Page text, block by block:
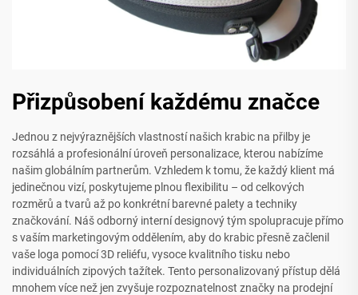
Přizpůsobení každému značce
Jednou z nejvýraznějších vlastností našich krabic na přilby je
rozsáhlá a profesionální úroveň personalizace, kterou nabízíme
našim globálním partnerům. Vzhledem k tomu, že každý klient má
jedinečnou vizí, poskytujeme plnou flexibilitu – od celkových
rozměrů a tvarů až po konkrétní barevné palety a techniky
značkování. Náš odborný interní designový tým spolupracuje přímo
s vaším marketingovým oddělením, aby do krabic přesně začlenil
vaše loga pomocí 3D reliéfu, vysoce kvalitního tisku nebo
individuálních zipových tažítek. Tento personalizovaný přístup dělá
mnohem více než jen zvyšuje rozpoznatelnost značky na prodejní